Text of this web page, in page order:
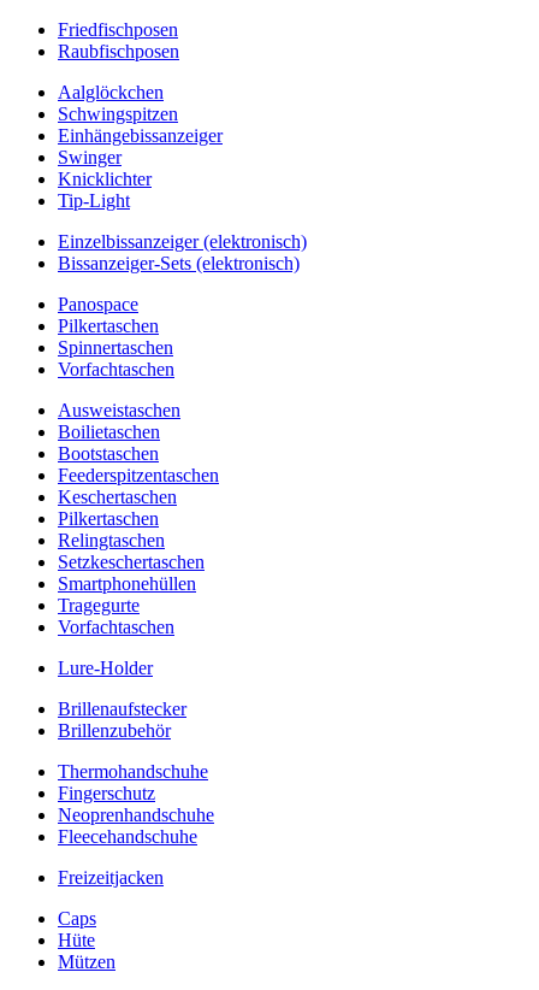
Friedfischposen
Raubfischposen
Aalglöckchen
Schwingspitzen
Einhängebissanzeiger
Swinger
Knicklichter
Tip-Light
Einzelbissanzeiger (elektronisch)
Bissanzeiger-Sets (elektronisch)
Panospace
Pilkertaschen
Spinnertaschen
Vorfachtaschen
Ausweistaschen
Boilietaschen
Bootstaschen
Feederspitzentaschen
Keschertaschen
Pilkertaschen
Relingtaschen
Setzkeschertaschen
Smartphonehüllen
Tragegurte
Vorfachtaschen
Lure-Holder
Brillenaufstecker
Brillenzubehör
Thermohandschuhe
Fingerschutz
Neoprenhandschuhe
Fleecehandschuhe
Freizeitjacken
Caps
Hüte
Mützen